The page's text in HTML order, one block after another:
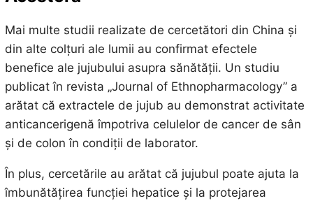
Mai multe studii realizate de cercetători din China și
din alte colțuri ale lumii au confirmat efectele
benefice ale jujubului asupra sănătății. Un studiu
publicat în revista „Journal of Ethnopharmacology” a
arătat că extractele de jujub au demonstrat activitate
anticancerigenă împotriva celulelor de cancer de sân
și de colon în condiții de laborator.
În plus, cercetările au arătat că jujubul poate ajuta la
îmbunătățirea funcției hepatice și la protejarea